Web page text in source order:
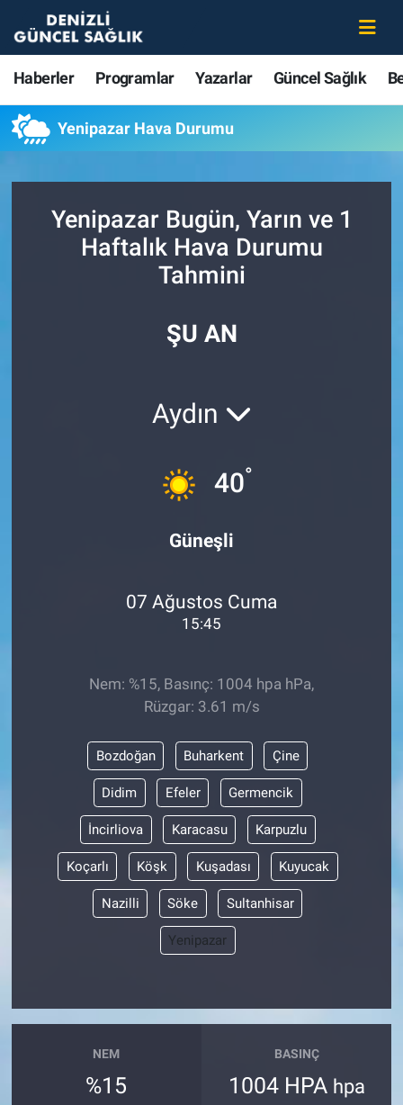
Haberler Programlar Yazarlar Güncel Sağlık
Yenipazar Hava Durumu
Yenipazar Bugün, Yarın ve 1
Haftalık Hava Durumu
Tahmini
ŞU AN
Aydın
40°
Güneşli
07 Ağustos Cuma
15:45
Nem: %15, Basınç: 1004 hpa hPa,
Rüzgar: 3.61 m/s
Bozdoğan Buharkent Çine
Didim Efeler Germencik
İncirliova Karacasu Karpuzlu
Koçarlı Köşk Kuşadası Kuyucak
Nazilli Söke Sultanhisar
Yenipazar
NEM
%15
BASINÇ
1004 HPA hpa
Haberler
Güncel Sağlık
Beslenme
Merkezefendi Nöbetçi Eczaneler
Süper Lig Puan Durumu ve Fikstür
Tüm Manşetler